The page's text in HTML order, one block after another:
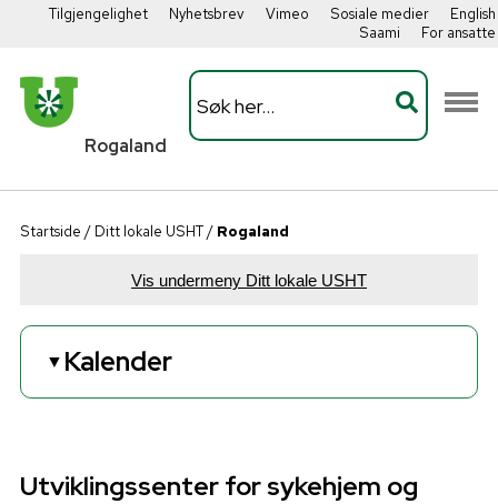
Tilgjengelighet Nyhetsbrev Vimeo Sosiale medier
English
Saami
For ansatte
Rogaland
Startside / Ditt lokale USHT/ Rogaland
Vis undermeny Ditt lokale USHT
Utviklingssenter for sykehjem og
▼ Kalender